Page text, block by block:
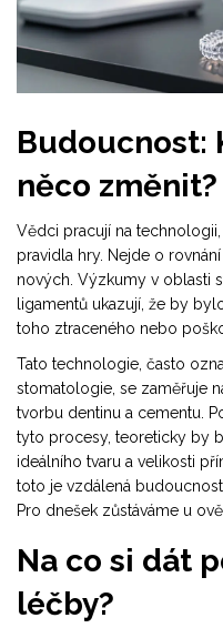
Budoucnost:
něco změnit?
Vědci pracují na
pravidla hry. Nejde o
nových. Výzkumy v oblasti
ligamentů ukazují, že by
toho ztraceného nebo
Tato technologie, často
stomatologie, se zaměřuje
tvorbu dentinu a cementu.
tyto procesy, teoreticky by
ideálního tvaru a velikosti
toto je vzdálená
Pro dnešek zůstáváme u
Na co si dát
léčby?